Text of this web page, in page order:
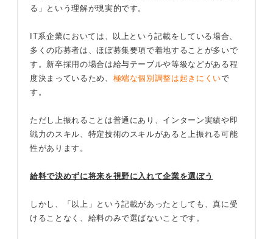
る」という理解が現実的です。
IT系企業においては、以上という記載をしている場合、
多くの応募者は、ほぼ募集要項で着地することが多いで
す。新卒採用の場合は給与テーブルや等級などがある程
度決まっているため、 極端な個別調整は起きにくいで
す。
ただし上振れることは普通にあり、インターン実績や即
戦力のスキル、特定技術のスキルがあると上振れる可能
性があります。
給料で決めずに将来を視野に入れて企業を選ぼう
しかし、「以上」という記載があったとしても、真に受
けることなく、給料のみで選ばないことです。